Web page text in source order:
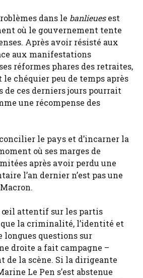
dans le banlieuesest
où le gouvernement tente
Après avoir résisté aux
aux manifestations
réformes phares des retraites,
chéquier peu de temps après
ces derniers jours pourrait
une récompense des
le pays et d’incarner la
où ses marges de
après avoir perdu une
l’an dernier n’est pas une
œil attentif sur les partis
que la criminalité, l’identité et
longues questions sur
droite a fait campagne –
de la scène. Si la dirigeante
Le Pen s’est abstenue